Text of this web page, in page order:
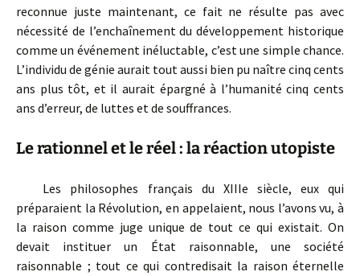
reconnue juste maintenant, ce fait ne résulte pas avec
nécessité de l’enchaînement du développement historique
comme un événement inéluctable, c’est une simple chance.
L’individu de génie aurait tout aussi bien pu naître cinq cents
ans plus tôt, et il aurait épargné à l’humanité cinq cents
ans d’erreur, de luttes et de souffrances.
Le rationnel et le réel : la réaction utopiste
Les philosophes français du XIIIe siècle, eux qui
préparaient la Révolution, en appelaient, nous l’avons vu, à
la raison comme juge unique de tout ce qui existait. On
devait instituer un État raisonnable, une société
raisonnable ; tout ce qui contredisait la raison éternelle